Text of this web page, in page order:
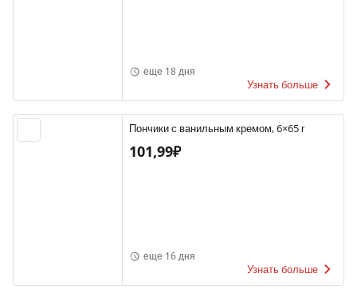
еще 18 дня
Узнать больше
Пончики с ванильным кремом, 6×65 г
101,99₽
еще 16 дня
Узнать больше